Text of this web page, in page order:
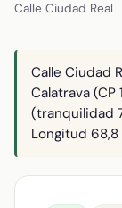
Calle Ciudad Real
Calle Ciudad
Calatrava
(tranquilidad
Longitud 68,8